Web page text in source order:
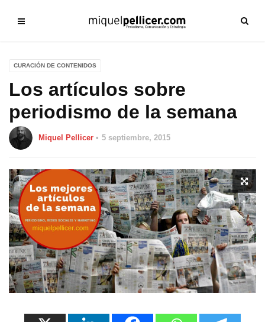
CURACIÓN DE CONTENIDOS
Los artículos sobre
periodismo de la semana
Miquel Pellicer 5 septiembre, 2015